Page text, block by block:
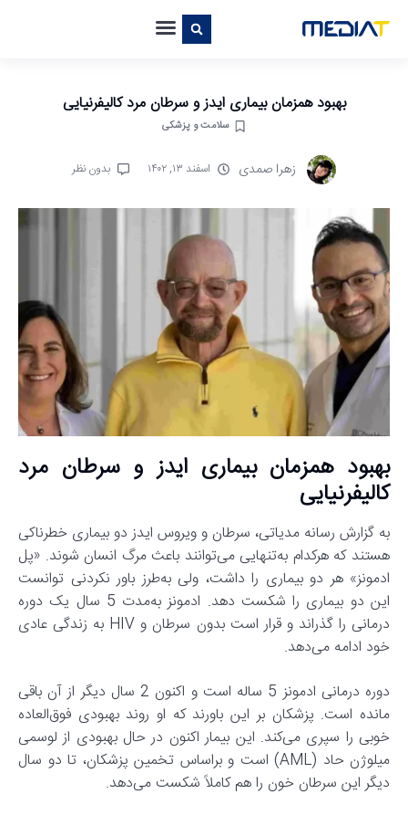
بهبود همزمان بیماری ایدز و سرطان مرد کالیفرنیایی
سلامت و پزشکی
زهرا صمدی اسفند ۱۳, ۱۴۰۲ بدون نظر
بهبود همزمان بیماری ایدز و سرطان مرد
کالیفرنیایی
به گزارش رسانه مدیاتی، سرطان و ویروس ایدز دو بیماری خطرناکی
هستند که هرکدام به‌تنهایی می‌توانند باعث مرگ انسان شوند. «پل
ادمونز» هر دو بیماری را داشت، ولی به‌طرز باور نکردنی توانست
این دو بیماری را شکست دهد. ادمونز به‌مدت 5 سال یک دوره
درمانی را گذراند و قرار است بدون سرطان و HIV به زندگی عادی
خود ادامه می‌دهد.
دوره درمانی ادمونز 5 ساله است و اکنون 2 سال دیگر از آن باقی
مانده است. پزشکان بر این باورند که او روند بهبودی فوق‌العاده
خوبی را سپری می‌کند. این بیمار اکنون در حال بهبودی از لوسمی
میلوژن حاد (AML) است و براساس تخمین پزشکان، تا دو سال
دیگر این سرطان خون را هم کاملاً شکست می‌دهد.